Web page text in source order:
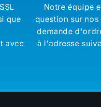
que
avec
Notre équipe
question sur
demande
à l'adresse